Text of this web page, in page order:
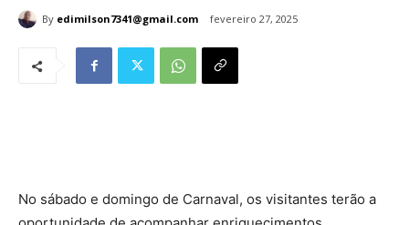
By edimilson7341@gmail.com fevereiro 27, 2025
No sábado e domingo de Carnaval, os visitantes terão a